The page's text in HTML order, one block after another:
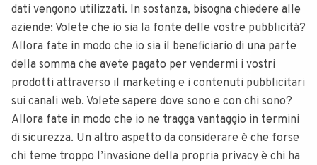
dati vengono utilizzati. In sostanza, bisogna chiedere alle
aziende: Volete che io sia la fonte delle vostre pubblicità?
Allora fate in modo che io sia il beneficiario di una parte
della somma che avete pagato per vendermi i vostri
prodotti attraverso il marketing e i contenuti pubblicitari
sui canali web. Volete sapere dove sono e con chi sono?
Allora fate in modo che io ne tragga vantaggio in termini
di sicurezza. Un altro aspetto da considerare è che forse
chi teme troppo l’invasione della propria privacy è chi ha